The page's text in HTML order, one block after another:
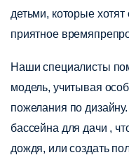
детьми, которые
приятное
Наши специалисты
модель, учитывая
пожелания по
бассейна для дачи ,
дождя, или создать